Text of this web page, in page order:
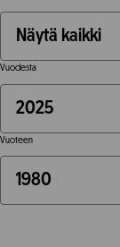
Vuodesta
Vuoteen